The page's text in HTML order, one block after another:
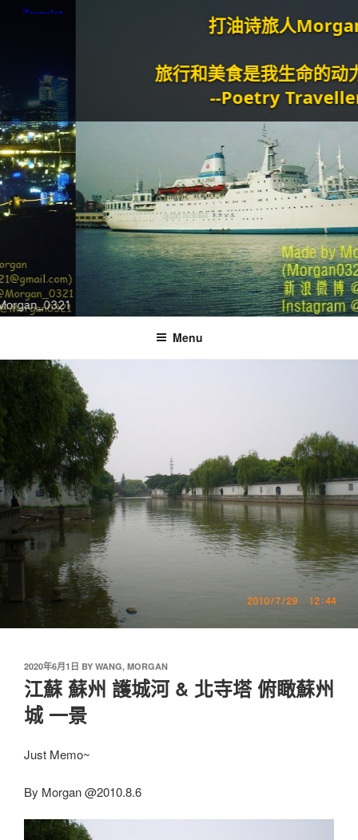
打油诗旅人Morgan
旅行和美食是我生命的动力泉
--Poetry Traveller
Menu
2020年6月1日 BY WANG, MORGAN
江蘇 蘇州 護城河 & 北寺塔 俯瞰蘇州
城 一景
Just Memo~
By Morgan @2010.8.6